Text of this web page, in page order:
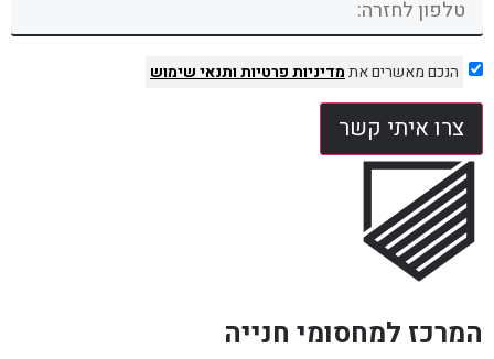
הנכם מאשרים אתמדיניות פרטיותותנאי שימוש
צרו איתי קשר
המרכז למחסומי חנייה